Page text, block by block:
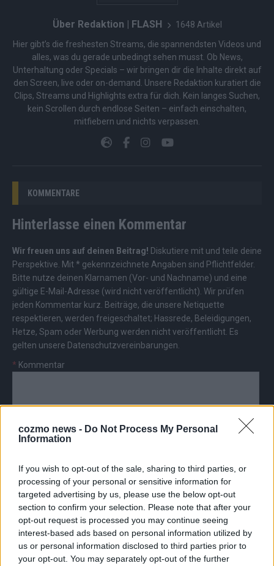
cozmo news - Do Not Process My Personal
Information
If you wish to opt-out of the sale, sharing to third parties, or
processing of your personal or sensitive information for
targeted advertising by us, please use the below opt-out
section to confirm your selection. Please note that after your
opt-out request is processed you may continue seeing
interest-based ads based on personal information utilized by
us or personal information disclosed to third parties prior to
your opt-out. You may separately opt-out of the further
Über Redaktion | FLASH 1648 Artikel
Hier gibt’s die freshesten Streams, die spannendsten Videos und
alles, was du gerade unbedingt sehen musst. Ob News,
Unterhaltung oder Specials – wir bringen dir die Inhalte direkt auf
den Screen, live oder on-demand. Unsere Redaktion kuratiert die
Clips, Streams und Highlights extra für dich. Kein langes Suchen,
kein Scrollen durch endlose Seiten – einfach einschalten,
mitfiebern und nichts verpassen.
KOMMENTARE
Hinterlasse einen Kommentar
Wir freuen uns auf deinen Beitrag! Diskutiere mit und teile deine
Perspektive. Mit * gekennzeichnete Angaben sind Pflichtfelder.
Bitte nutze deinen Klarnamen (Vor- und Nachname) und eine
gültige E-Mail-Adresse (wird nicht veröffentlicht). Wir prüfen
jeden Kommentar kurz. Beiträge, die unsere Netiquette
respektieren, werden freigeschaltet; Hassrede, Beleidigungen,
Hetze, Spam oder Werbung werden nicht veröffentlicht. Es
gelten unsere Datenschutzvereinbarungen
* Kommentar
E-Mail